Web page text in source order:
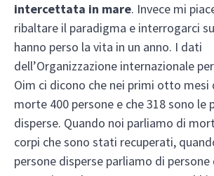
intercettata in mare. Invece mi
ribaltare il paradigma e interrogarci
hanno perso la vita in un anno. I dati
dell’Organizzazione internazionale
Oim ci dicono che nei primi otto mesi
morte 400 persone e che 318 sono le
disperse. Quando noi parliamo di
corpi che sono stati recuperati,
persone disperse parliamo di persone